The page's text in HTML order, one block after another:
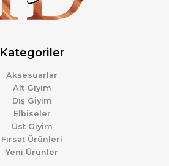
Kategoriler
Aksesuarlar
Alt Giyim
Dış Giyim
Elbiseler
Üst Giyim
Fırsat Ürünleri
Yeni Ürünler